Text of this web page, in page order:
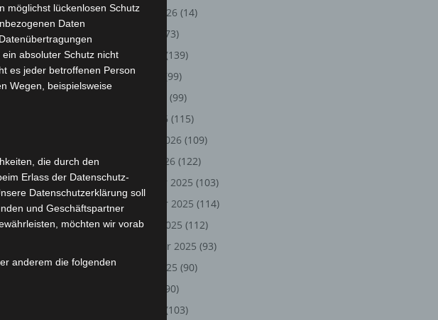
13:00 Uhr
im
am
August 2026 (14)
(73)
(139)
Mai 2026
(99)
(99)
März 2026 (115)
Februar 2026 (109)
Januar 2026 (122)
Dezember 2025 (103)
November 2025 (114)
Oktober 2025 (112)
September 2025 (93)
August 2025 (90)
(90)
(103)
möglichst lückenlosen Schutz
Daten
absoluter Schutz nicht
es jeder betroffenen Person
Wegen, beispielsweise
die durch den
Erlass der Datenschutz-
Datenschutzerklärung soll
und Geschäftspartner
möchten wir vorab
anderem die folgenden